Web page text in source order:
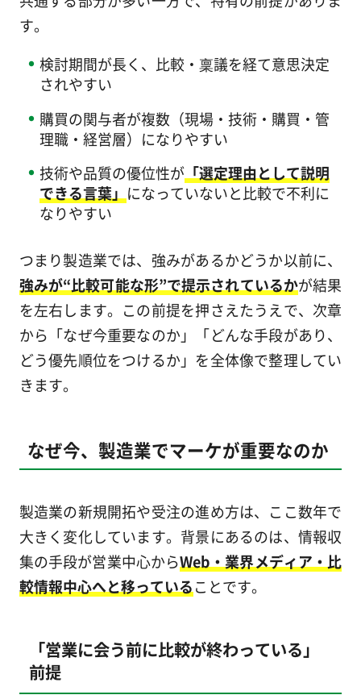
す。
検討期間が長く、比較・稟議を経て意思決定
されやすい
購買の関与者が複数（現場・技術・購買・管
理職・経営層）になりやすい
技術や品質の優位性が「選定理由として説明
できる言葉」になっていないと比較で不利に
なりやすい
つまり製造業では、強みがあるかどうか以前に、
強みが“比較可能な形”で提示されているかが結果
を左右します。この前提を押さえたうえで、次章
から「なぜ今重要なのか」「どんな手段があり、
どう優先順位をつけるか」を全体像で整理してい
きます。
なぜ今、製造業でマーケが重要なのか
製造業の新規開拓や受注の進め方は、ここ数年で
大きく変化しています。背景にあるのは、情報収
集の手段が営業中心からWeb・業界メディア・比
較情報中心へと移っていることです。
「営業に会う前に比較が終わっている」
前提